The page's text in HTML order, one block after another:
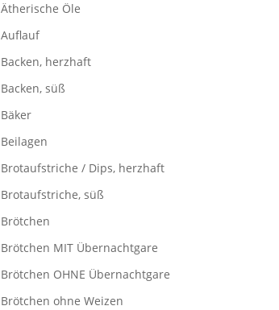
Ätherische Öle
Auflauf
Backen, herzhaft
Backen, süß
Bäker
Beilagen
Brotaufstriche / Dips, herzhaft
Brotaufstriche, süß
Brötchen
Brötchen MIT Übernachtgare
Brötchen OHNE Übernachtgare
Brötchen ohne Weizen